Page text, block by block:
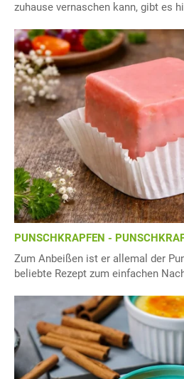
zuhause vernaschen kann, gibt es
PUNSCHKRAPFEN -
Zum Anbeißen ist er allemal der
beliebte Rezept zum einfachen